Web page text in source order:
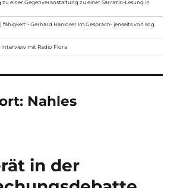
einer Gegenveranstaltung zu einer Sarrazin-Lesung in
fähigkeit“- Gerhard Hanloser im Gespräch- jenseits von sog.
Interview mit Radio Flora
Nahles
in der